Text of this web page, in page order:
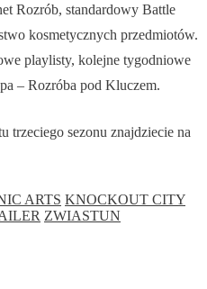
Rozrób, standardowy Battle
kosmetycznych przedmiotów.
playlisty, kolejne tygodniowe
– Rozróba pod Kluczem.
trzeciego sezonu znajdziecie na
ARTS KNOCKOUT CITY
ZWIASTUN